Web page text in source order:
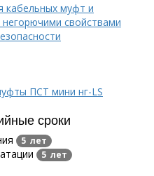
кабельных муфт и
свойствами
ПСТ мини нг-LS
сроки
5 лет
5 лет